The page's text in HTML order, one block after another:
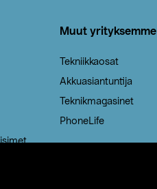
Muut yrityksemme
Tekniikkaosat
Akkuasiantuntija
Teknikmagasinet
PhoneLife